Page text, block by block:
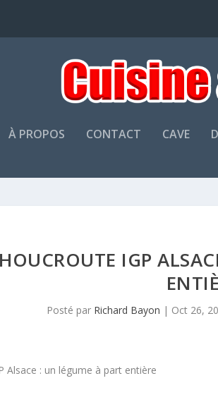
À PROPOS CONTACT CAVE
IGP
Posté par Richard Bayon | Oct 26,